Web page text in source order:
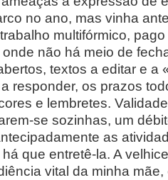
no ano, mas vinha
multifórmico,
não há meio de
textos a editar e a
responder, os prazos
e lembretes.
se sozinhas, um
as
que entretê-la. A
vital da minha